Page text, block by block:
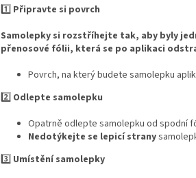
1️⃣ Připravte si povrch
Samolepky si rozstříhejte tak, aby byly
přenosové fólii, která se po aplikaci
Povrch, na který budete samolepku
2️⃣ Odlepte samolepku
Opatrně odlepte samolepku od spodní
Nedotýkejte se lepicí strany
3️⃣ Umístění samolepky